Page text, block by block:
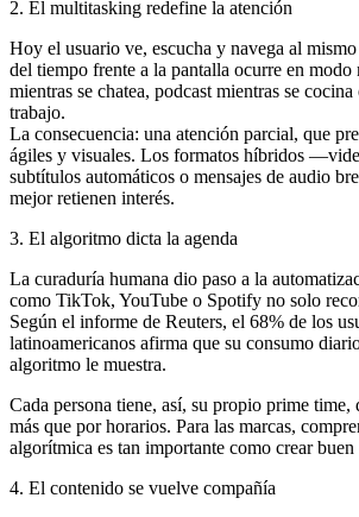
2. El multitasking redefine la atención
Hoy el usuario ve, escucha y navega al
del tiempo frente a la pantalla ocurre en modo
mientras se chatea, podcast mientras se
trabajo.
La consecuencia: una atención parcial, que
ágiles y visuales. Los formatos híbridos
subtítulos automáticos o mensajes de audio
mejor retienen interés.
3. El algoritmo dicta la agenda
La curaduría humana dio paso a la
como TikTok, YouTube o Spotify no solo
Según el informe de Reuters, el 68% de los
latinoamericanos afirma que su consumo
algoritmo le muestra.
Cada persona tiene, así, su propio prime
más que por horarios. Para las marcas,
algorítmica es tan importante como crear
4. El contenido se vuelve compañía